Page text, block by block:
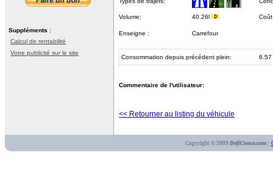
Suppléments :
Calcul de rentabilité
Votre publicité sur le site
Volume: 40.26l
Enseigne : Carrefour
Consommation depuis précédent plein: 6.57
Commentaire de l'utilisateur:
<< Retourner au listing du véhicule
Copyright © 2009 DefiConso.com|